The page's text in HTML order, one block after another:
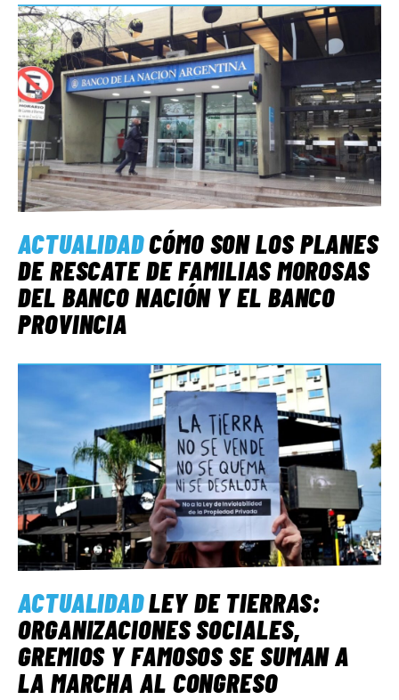
ACTUALIDADCÓMO SON LOS PLANES
DE RESCATE DE FAMILIAS MOROSAS
DEL BANCO NACIÓN Y EL BANCO
PROVINCIA
ACTUALIDADLEY DE TIERRAS:
ORGANIZACIONES SOCIALES,
GREMIOS Y FAMOSOS SE SUMAN A
LA MARCHA AL CONGRESO